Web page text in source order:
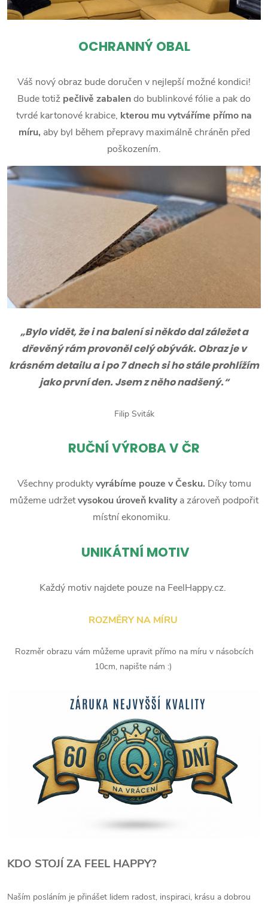
OCHRANNÝ OBAL
Váš nový obraz bude doručen v nejlepší možné kondici!
Bude totiž pečlivě zabalendo bublinkové fólie a pak do
tvrdé kartonové krabice, kterou mu vytváříme přímo na
míru, aby byl během přepravy maximálně chráněn před
poškozením.
„Bylo vidět, že i na balení si někdo dal záležet a
dřevěný rám provoněl celý obývák. Obraz je v
krásném detailu a i po 7 dnech si ho stále prohlížím
jako první den. Jsem z něho nadšený.“
Filip Sviták
RUČNÍ VÝROBA V ČR
Všechny produktyvyrábíme pouze v Česku. Díky tomu
můžeme udržetvysokou úroveň kvalitya zároveň podpořit
místní ekonomiku.
UNIKÁTNÍ MOTIV
Každý motiv najdete pouze na FeelHappy.cz.
ROZMĚRY NA MÍRU
Rozměr obrazu vám můžeme upravit přímo na míru v násobcích
10cm, napište nám :)
KDO STOJÍ ZA FEEL HAPPY?
Naším posláním je přinášet lidem radost, inspiraci, krásu a dobrou